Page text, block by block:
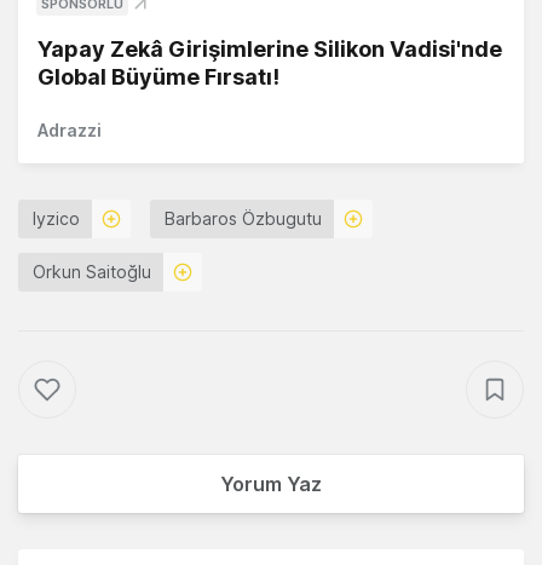
SPONSORLU
Yapay Zekâ Girişimlerine Silikon Vadisi'nde
Global Büyüme Fırsatı!
Adrazzi
Iyzico Barbaros Özbugutu
Orkun Saitoğlu
Yorum Yaz